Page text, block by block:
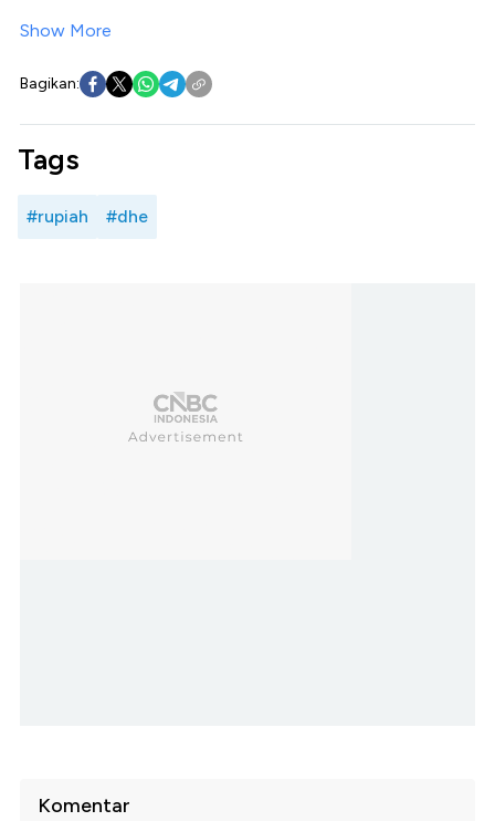
Show More
Bagikan:
Tags
#rupiah #dhe
Komentar